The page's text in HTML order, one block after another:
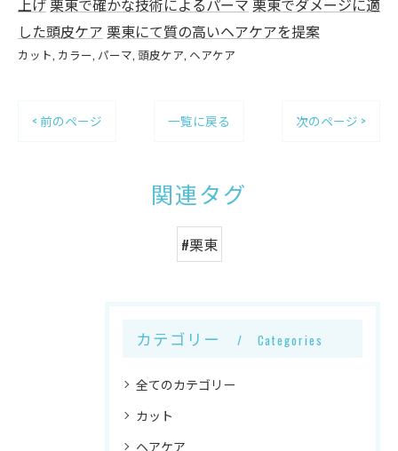
上げ 栗東で確かな技術によるパーマ 栗東でダメージに適
した頭皮ケア 栗東にて質の高いヘアケアを提案
カット カラー パーマ 頭皮ケア ヘアケア
< 前のページ 一覧に戻る 次のページ >
関連タグ
#栗東
カテゴリー Categories
全てのカテゴリー
カット
ヘアケア